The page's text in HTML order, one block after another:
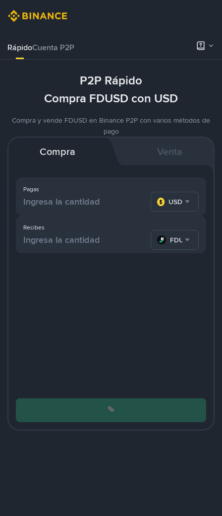
RápidoCuenta P2P
P2P Rápido
Compra FDUSD con USD
Compra y vende FDUSD en Binance P2P con varios métodos de
pago
Compra Venta
Pagas
USD
Recibes
FDUSD